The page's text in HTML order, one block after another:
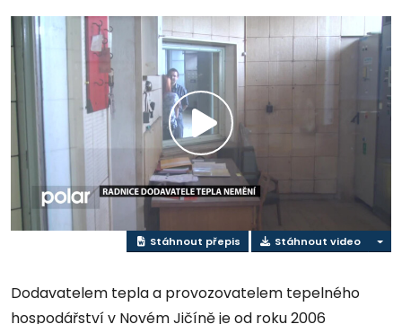
Přehrát
video
Stáhnout přepis Stáhnout video
Dodavatelem tepla a provozovatelem tepelného
hospodářství v Novém Jičíně je od roku 2006